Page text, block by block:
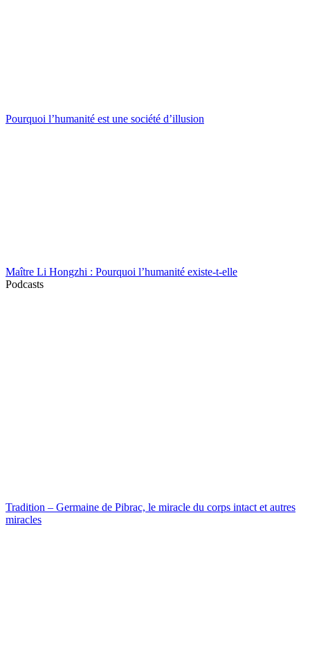
Pourquoi l’humanité est une société d’illusion
Maître Li Hongzhi : Pourquoi l’humanité existe-t-elle
Podcasts
Tradition – Germaine de Pibrac, le miracle du corps intact et autres
miracles